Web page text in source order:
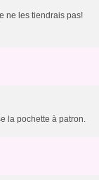
ne les tiendrais pas!
la pochette à patron.